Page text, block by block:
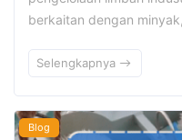
berkaitan dengan
Selengkapnya
Blog